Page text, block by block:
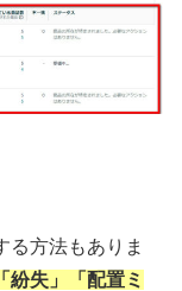
る方法もありま
「紛失」「配置ミ